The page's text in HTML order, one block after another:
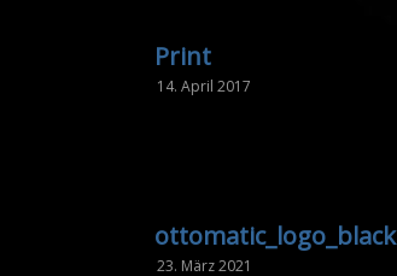
Print
14. April 2017
ottomatic_logo_black
23. März 2021